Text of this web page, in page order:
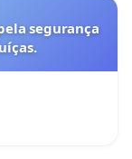
segurança